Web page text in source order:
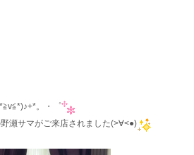
。・゜
瀬サマがご来店されました(>∀<●)